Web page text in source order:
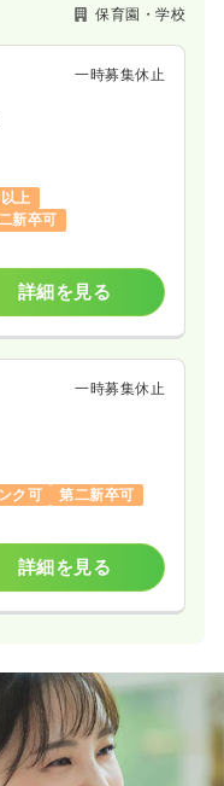
保育園・学校
一時募集休止
上
新卒可
詳細を見る
一時募集休止
ク可
第二新卒可
詳細を見る